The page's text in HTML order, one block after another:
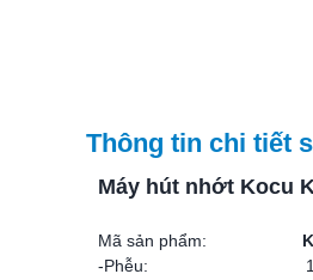
Thông tin chi tiết
Máy hút nhớt Kocu
Mã sản phẩm:
-Phễu: